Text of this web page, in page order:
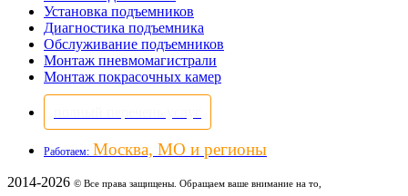
Установка подъемников
Диагностика подъемника
Обслуживание подъемников
Монтаж пневмомагистрали
Монтаж покрасочных камер
Работаем: Москва, МО и регионы
2014-2026 © Все права защищены. Обращаем ваше внимание на то,